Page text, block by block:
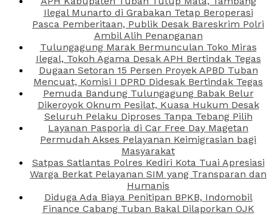
Ilegal Munarto di Grabakan Tetap Beroperasi
Pasca Pemberitaan, Publik Desak Bareskrim Polri
Ambil Alih Penanganan
Tulungagung Marak Bermunculan Toko Miras
Ilegal, Tokoh Agama Desak APH Bertindak Tegas
Dugaan Setoran 15 Persen Proyek APBD Tuban
Mencuat, Komisi I DPRD Didesak Bertindak Tegas
Pemuda Bandung Tulungagung Babak Belur
Dikeroyok Oknum Pesilat, Kuasa Hukum Desak
Seluruh Pelaku Diproses Tanpa Tebang Pilih
Layanan Pasporia di Car Free Day Magetan
Permudah Akses Pelayanan Keimigrasian bagi
Masyarakat
Satpas Satlantas Polres Kediri Kota Tuai Apresiasi
Warga Berkat Pelayanan SIM yang Transparan dan
Humanis
Diduga Ada Biaya Penitipan BPKB, Indomobil
Finance Cabang Tuban Bakal Dilaporkan OJK